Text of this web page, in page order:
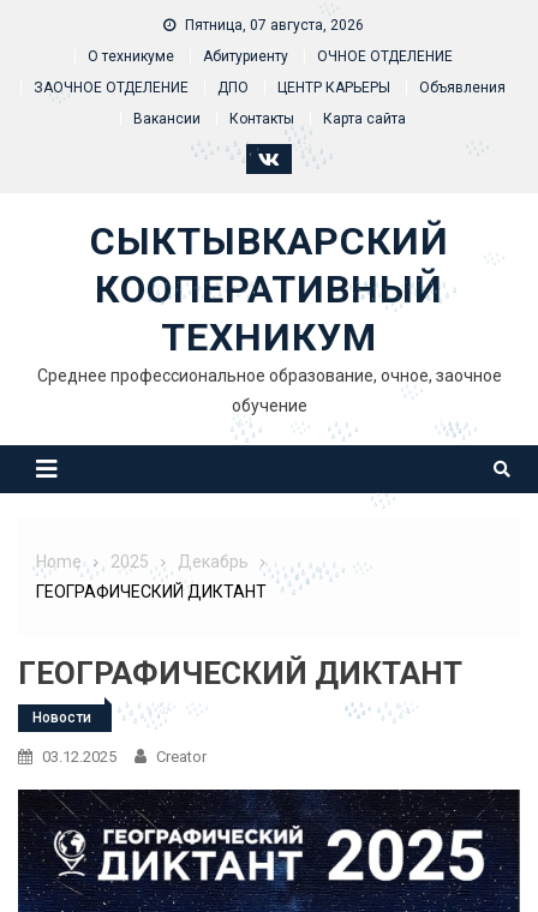
Пятница, 07 августа, 2026
О техникуме
Абитуриенту
ОЧНОЕ ОТДЕЛЕНИЕ
ЗАОЧНОЕ ОТДЕЛЕНИЕ
ДПО ЦЕНТР КАРЬЕРЫ
Объявления
Вакансии
Контакты Карта сайта
СЫКТЫВКАРСКИЙ
КООПЕРАТИВНЫЙ
ТЕХНИКУМ
Среднее профессиональное образование, очное, заочное
обучение
Home 2025
Декабрь
ГЕОГРАФИЧЕСКИЙ ДИКТАНТ
ГЕОГРАФИЧЕСКИЙ ДИКТАНТ
Новости
03.12.2025 Creator